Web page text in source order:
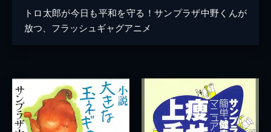
トロ太郎が今日も平和を守る！サンプラザ中野くんが
放つ、フラッシュギャグアニメ